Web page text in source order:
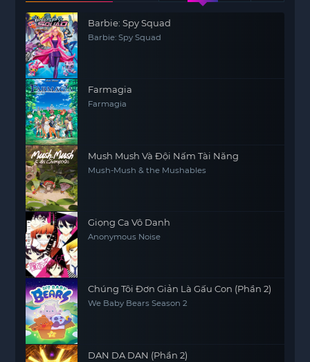
Barbie: Spy Squad
Barbie: Spy Squad
Farmagia
Farmagia
Mush Mush Và Đội Nấm Tài Năng
Mush-Mush & the Mushables
Giọng Ca Vô Danh
Anonymous Noise
Chúng Tôi Đơn Giản Là Gấu Con (Phần 2)
We Baby Bears Season 2
DAN DA DAN (Phần 2)